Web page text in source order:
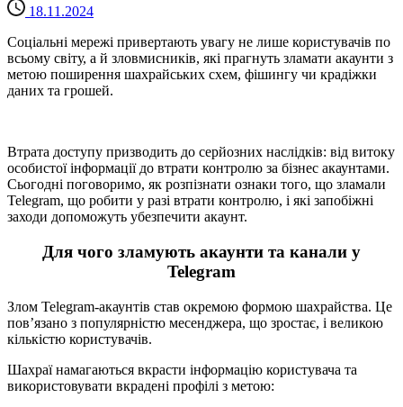
18.11.2024
Соціальні мережі привертають увагу не лише користувачів по
всьому світу, а й зловмисників, які прагнуть зламати акаунти з
метою поширення шахрайських схем, фішингу чи крадіжки
даних та грошей.
Втрата доступу призводить до серйозних наслідків: від витоку
особистої інформації до втрати контролю за бізнес акаунтами.
Сьогодні поговоримо, як розпізнати ознаки того, що зламали
Telegram, що робити у разі втрати контролю, і які запобіжні
заходи допоможуть убезпечити акаунт.
Для чого зламують акаунти та канали у
Telegram
Злом Telegram-акаунтів став окремою формою шахрайства. Це
пов’язано з популярністю месенджера, що зростає, і великою
кількістю користувачів.
Шахраї намагаються вкрасти інформацію користувача та
використовувати вкрадені профілі з метою: